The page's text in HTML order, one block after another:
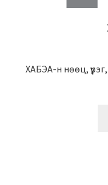
ХАБЭА-н нөөц,